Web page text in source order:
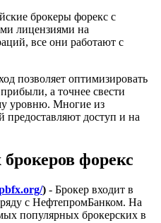
брокеры форекс с
лицензиями на
все они работают с
позволяет оптимизировать
а точнее свести
уровню. Многие из
доступ и на
форекс
) - Брокер входит в
с НефтепромБанком. На
популярных брокерских в